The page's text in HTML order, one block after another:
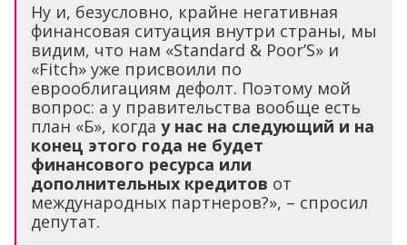
Ну и, безусловно, крайне негативная
финансовая ситуация внутри страны, мы
видим, что нам «Standard & Poor’S» и
«Fitch» уже присвоили по
еврооблигациям дефолт. Поэтому мой
вопрос: а у правительства вообще есть
план «Б», когда у нас на следующий и на
конец этого года не будет
финансового ресурса или
дополнительных кредитов от
международных партнеров?», – спросил
депутат.